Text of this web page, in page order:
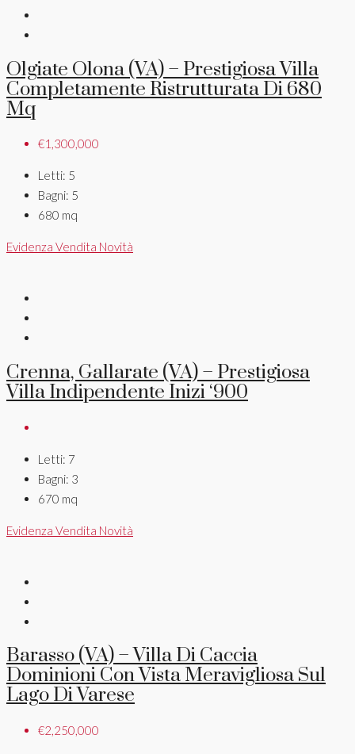
Olgiate Olona (VA) – Prestigiosa Villa
Completamente Ristrutturata Di 680
Mq
€1,300,000
Letti: 5
Bagni: 5
680 mq
Evidenza Vendita Novità
Crenna, Gallarate (VA) – Prestigiosa
Villa Indipendente Inizi ‘900
Letti: 7
Bagni: 3
670 mq
Evidenza Vendita Novità
Barasso (VA) – Villa Di Caccia
Dominioni Con Vista Meravigliosa Sul
Lago Di Varese
€2,250,000